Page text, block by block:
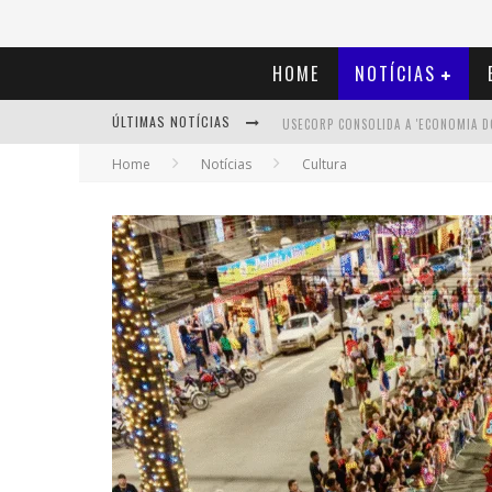
HOME NOTÍCIAS
ÚLTIMAS NOTÍCIAS
Home Notícias Cultura